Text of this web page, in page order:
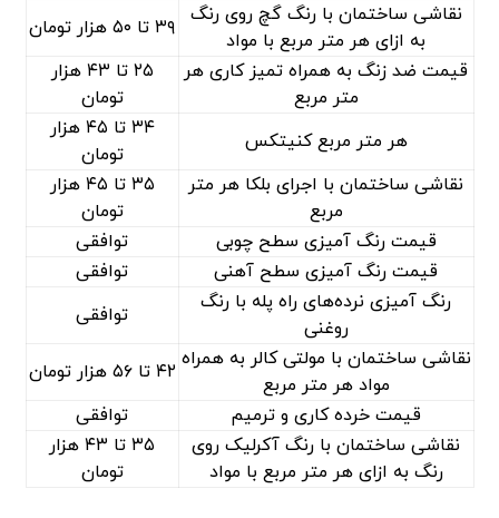
نقاشی ساختمان با رنگ گچ روی رنگ
به ازای هر متر مربع با مواد
۳۹ تا ۵۰ هزار تومان
قیمت ضد زنگ به همراه تمیز کاری هر
متر مربع
۲۵ تا ۴۳ هزار
تومان
هر متر مربع کنیتکس
۳۴ تا ۴۵ هزار
تومان
نقاشی ساختمان با اجرای بلکا هر متر
مربع
۳۵ تا ۴۵ هزار
تومان
قیمت رنگ آمیزی سطح چوبی
توافقی
قیمت رنگ آمیزی سطح آهنی
توافقی
رنگ آمیزی نرده‌های راه پله با رنگ
روغنی
توافقی
نقاشی ساختمان با مولتی کالر به همراه
مواد هر متر مربع
۴۲ تا ۵۶ هزار تومان
قیمت خرده کاری و ترمیم
توافقی
نقاشی ساختمان با رنگ آکرلیک روی
رنگ به ازای هر متر مربع با مواد
۳۵ تا ۴۳ هزار
تومان